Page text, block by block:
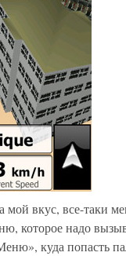
вкус, все-таки
которое надо
куда попасть